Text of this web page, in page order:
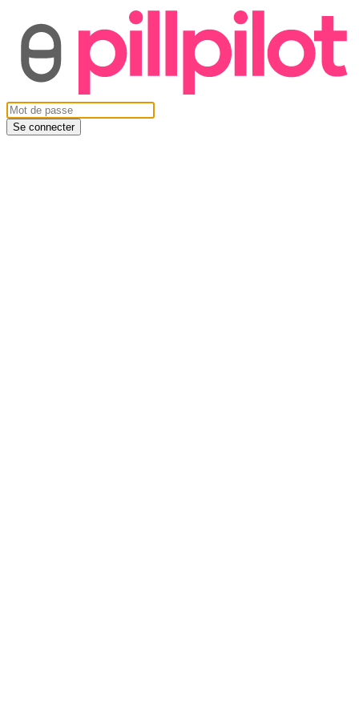
Se connecter